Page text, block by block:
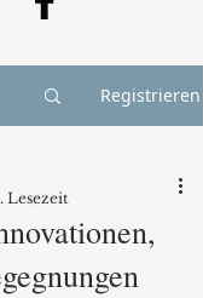
Registrieren
Lesezeit